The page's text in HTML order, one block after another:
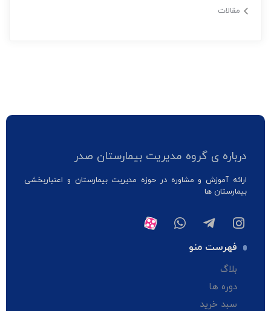
مقالات
درباره ی گروه مدیریت بیمارستان صدر
ارائه آموزش و مشاوره در حوزه مدیریت بیمارستان و اعتباربخشی
بیمارستان ها
فهرست منو
بلاگ
دوره ها
سبد خرید